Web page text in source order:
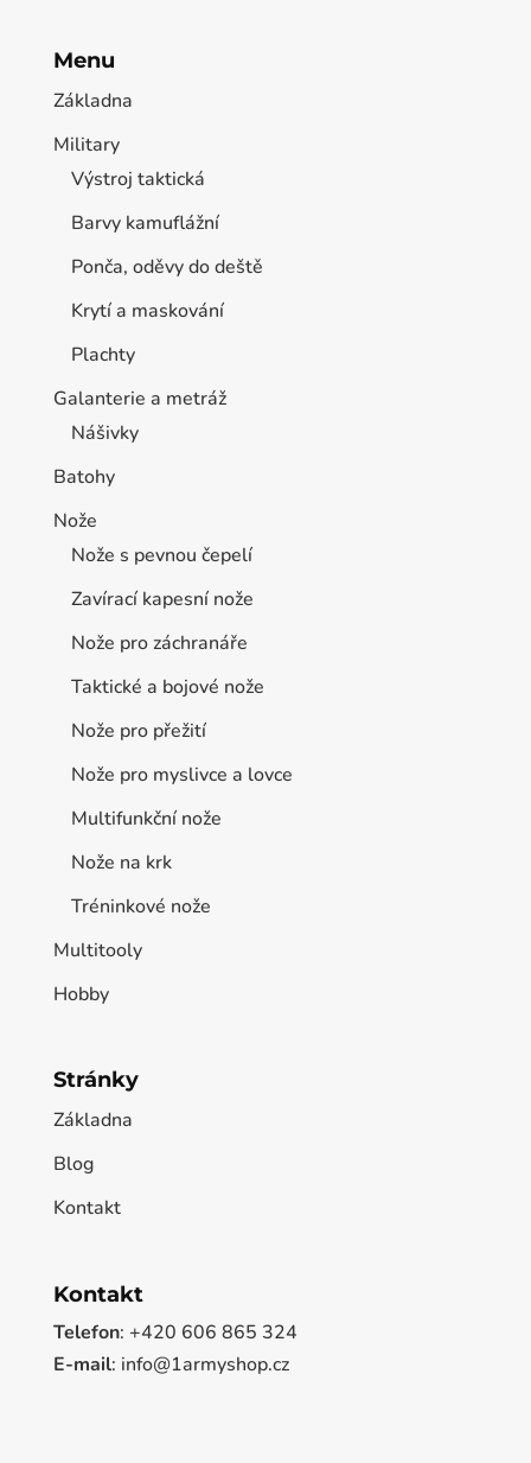
Menu
Základna
Military
Výstroj taktická
Barvy kamuflážní
Ponča, oděvy do deště
Krytí a maskování
Plachty
Galanterie a metráž
Nášivky
Batohy
Nože
Nože s pevnou čepelí
Zavírací kapesní nože
Nože pro záchranáře
Taktické a bojové nože
Nože pro přežití
Nože pro myslivce a lovce
Multifunkční nože
Nože na krk
Tréninkové nože
Multitooly
Hobby
Stránky
Základna
Blog
Kontakt
Kontakt
Telefon: +420 606 865 324
E-mail: info@1armyshop.cz